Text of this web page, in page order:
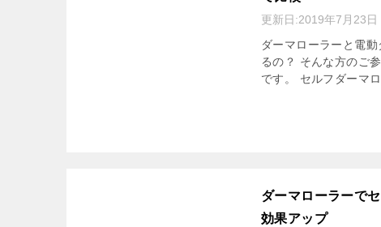
更新日:2019年7月23日
ダーマローラーと電
るの？ そんな方のご
です。 セルフダーマ
ダーマローラーで
効果アップ